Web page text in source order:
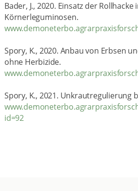
Bader, J., 2020. Einsatz der Rollhacke
Körnerleguminosen.
Spory, K., 2020. Anbau von Erbsen
ohne Herbizide.
Spory, K., 2021. Unkrautregulierung
id=92